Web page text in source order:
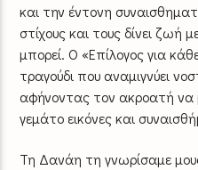
και την έντονη
στίχους και τους δίνει ζωή
μπορεί. Ο «Επίλογος για
τραγούδι που αναμιγνύει
αφήνοντας τον ακροατή να
γεμάτο εικόνες και
Τη Δανάη τη γνωρίσαμε